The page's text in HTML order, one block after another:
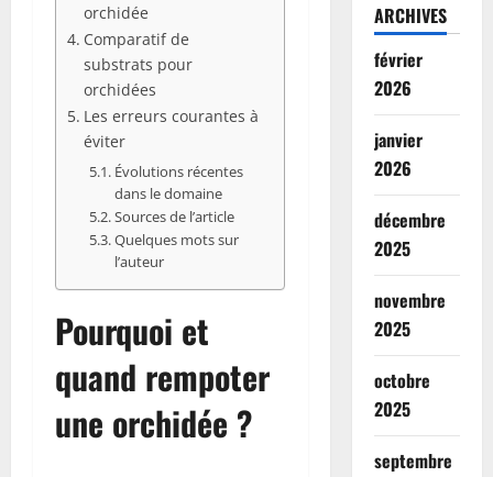
orchidée
Comparatif de
substrats pour
orchidées
Les erreurs courantes à
éviter
Évolutions récentes
dans le domaine
Sources de l’article
Quelques mots sur
l’auteur
Pourquoi et
quand rempoter
une orchidée ?
ARCHIVES
février
2026
janvier
2026
décembre
2025
novembre
2025
octobre
2025
septembre